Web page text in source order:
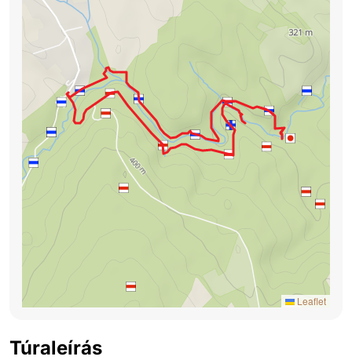
Leaflet
Túraleírás